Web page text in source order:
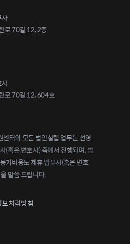
로 70길 12, 2층
로 70길 12, 604호
터의 모든 법인설립 업무는 선영
(혹은 변호사) 측에서 진행되며, 법
기비용도 제휴 법무사(혹은 변호
말씀 드립니다.
보처리방침